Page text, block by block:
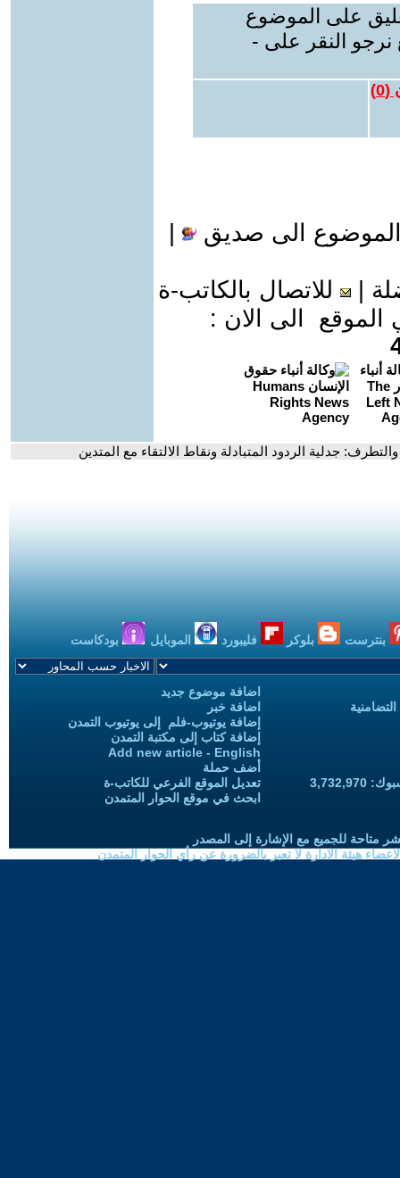
على الموضوع
نرجو النقر على -
(
0
)
الى صديق
للاتصال بالكاتب-ة
الى الان :
والتطرف: جدلية الردود المتبادلة ونقاط الالتقاء مع المتدين
بنترست بلوكر فليبورد الموبايل بودكاست
اضافة موضوع جديد
اضافة خبر
إضافة يوتيوب-فلم إلى يوتيوب التمدن
إضافة كتاب إلى مكتبة التمدن
Add new article - English
أضف حملة
تعديل الموقع الفرعي للكاتب-ة
ابحث في موقع الحوار المتمدن
متاحة للجميع مع الإشارة إلى المصدر
هيئة الادارة لا تعبر بالضرورة عن رأي الحوار المتمدن